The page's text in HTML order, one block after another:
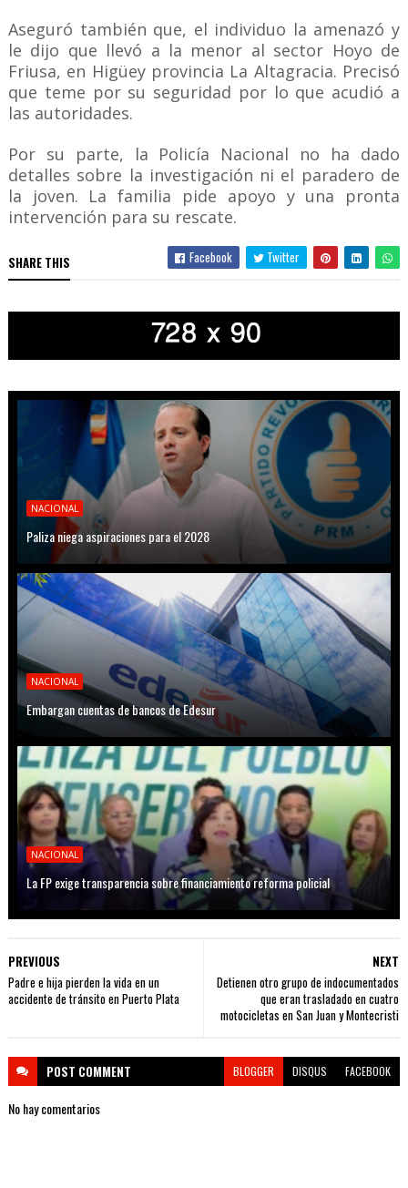
Aseguró también que, el individuo la amenazó y
le dijo que llevó a la menor al sector Hoyo de
Friusa, en Higüey provincia La Altagracia. Precisó
que teme por su seguridad por lo que acudió a
las autoridades.
Por su parte, la Policía Nacional no ha dado
detalles sobre la investigación ni el paradero de
la joven. La familia pide apoyo y una pronta
intervención para su rescate.
SHARE THIS Facebook Twitter
NACIONAL
Paliza niega aspiraciones para el 2028
NACIONAL
Embargan cuentas de bancos de Edesur
NACIONAL
La FP exige transparencia sobre financiamiento reforma policial
NEXT
Detienen otro grupo de indocumentados
que eran trasladado en cuatro
motocicletas en San Juan y Montecristi
PREVIOUS
Padre e hija pierden la vida en un
accidente de tránsito en Puerto Plata
POST COMMENT BLOGGER DISQUS FACEBOOK
No hay comentarios